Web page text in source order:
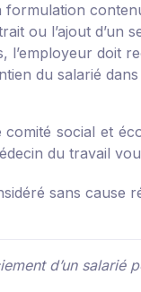
ou l’ajout d’un
l’employeur doit
du salarié
social et
du travail
sans cause
d’un salarié